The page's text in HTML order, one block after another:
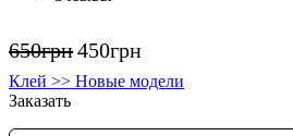
650грн450грн
Клей >> Новые модели
Заказать